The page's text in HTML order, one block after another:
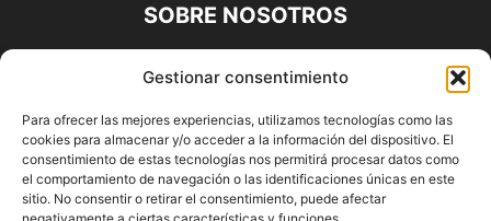
Gestionar consentimiento
Para ofrecer las mejores experiencias, utilizamos tecnologías como las
cookies para almacenar y/o acceder a la información del dispositivo. El
consentimiento de estas tecnologías nos permitirá procesar datos como
el comportamiento de navegación o las identificaciones únicas en este
sitio. No consentir o retirar el consentimiento, puede afectar
SOBRE NOSOTROS
Diario Alhaurín (www.alhaurindelatorre.com) Propiedad de
Francisco E. López López | 639 95 71 95 | Noticias de
Alhaurín de la Torre, Málaga y Provincia|
Contáctanos:info@alhaurindelatorre.com